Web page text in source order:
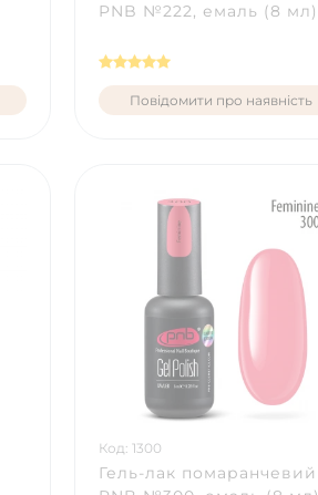
PNB №222, емаль (8 мл)
Повідомити про наявність
Код: 1300
Гель-лак помаранчевий